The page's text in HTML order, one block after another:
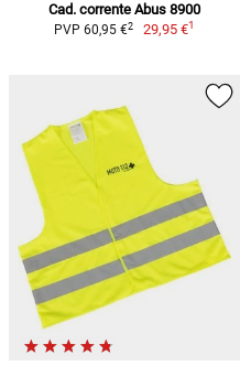
Cad. corrente Abus 8900
PVP 60,95 €2 29,95 €1